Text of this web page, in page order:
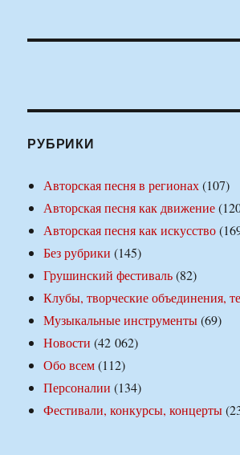
РУБРИКИ
Авторская песня в регионах(107)
Авторская песня как движение
Авторская песня как искусство
Без рубрики (145)
Грушинский фестиваль(82)
Клубы, творческие объединения,
Музыкальные инструменты(69)
Новости (42 062)
Обо всем(112)
Персоналии (134)
Фестивали, конкурсы, концерты